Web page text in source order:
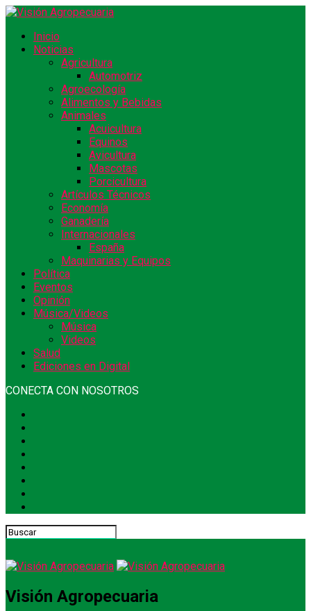
Inicio
Noticias
Agricultura
Automotriz
Agroecología
Alimentos y Bebidas
Animales
Acuicultura
Equinos
Avicultura
Mascotas
Porcicultura
Artículos Técnicos
Economía
Ganadería
Internacionales
España
Maquinarias y Equipos
Política
Eventos
Opinión
Música/Videos
Música
Videos
Salud
Ediciones en Digital
CONECTA CON NOSOTROS
Visión Agropecuaria